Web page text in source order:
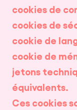
cookies de
cookies de
cookie de
cookie de
jetons
équivalents.
Ces cookies